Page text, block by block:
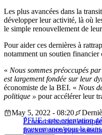
Les plus avancées dans la
développer leur activité, là où
le simple renouvellement de
Pour aider ces dernières à
notamment un soutien
« Nous sommes préoccupés
est largement fondée sur leur
économiste de la BEI. « Nous
politique » pour accélérer leur
PFUE : une orientation
gouvernance pour la
May 5, 2022 - 08:20
Économiebanque
fracture numérique